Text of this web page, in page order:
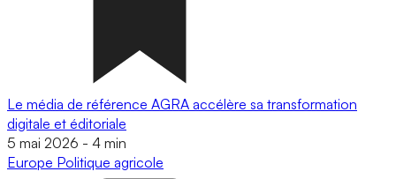
Le média de référence AGRA accélère sa transformation
digitale et éditoriale
5 mai 2026 - 4 min
Europe Politique agricole